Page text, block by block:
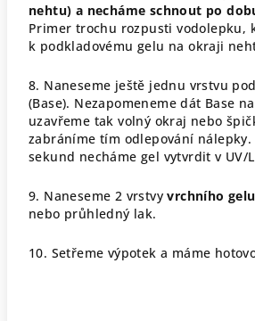
nehtu) a necháme schnout po
Primer trochu rozpusti vodolepku,
k podkladovému gelu na okraji
8. Naneseme ještě jednu vrstvu
(Base). Nezapomeneme dát Base
uzavřeme tak volný okraj nebo
zabráníme tím odlepování nálepky.
sekund necháme gel vytvrdit v UV/
9. Naneseme 2 vrstvyvrchního
nebo průhledný lak.
10. Setřeme výpotek a máme